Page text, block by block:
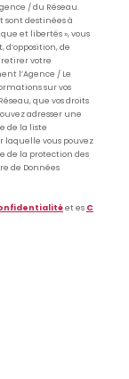
/ du Réseau.
sont destinées à
et libertés », vous
d’opposition, de
retirer votre
l’Agence / Le
sur vos
que vos droits
adresser une
de la liste
laquelle vous pouvez
de la protection des
de Données
et es C